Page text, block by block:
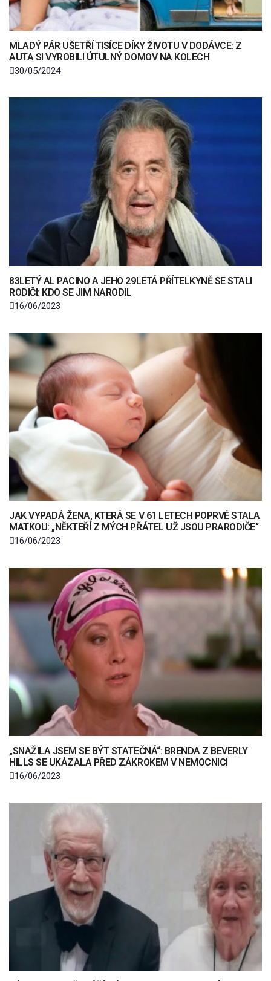
MLADÝ PÁR UŠETŘÍ TISÍCE DÍKY ŽIVOTU V DODÁVCE: Z
AUTA SI VYROBILI ÚTULNÝ DOMOV NA KOLECH
30/05/2024
83LETÝ AL PACINO A JEHO 29LETÁ PŘÍTELKYNĚ SE STALI
RODIČI: KDO SE JIM NARODIL
16/06/2023
JAK VYPADÁ ŽENA, KTERÁ SE V 61 LETECH POPRVÉ STALA
MATKOU: „NĚKTEŘÍ Z MÝCH PŘÁTEL UŽ JSOU PRARODIČE“
16/06/2023
„SNAŽILA JSEM SE BÝT STATEČNÁ“: BRENDA Z BEVERLY
HILLS SE UKÁZALA PŘED ZÁKROKEM V NEMOCNICI
16/06/2023